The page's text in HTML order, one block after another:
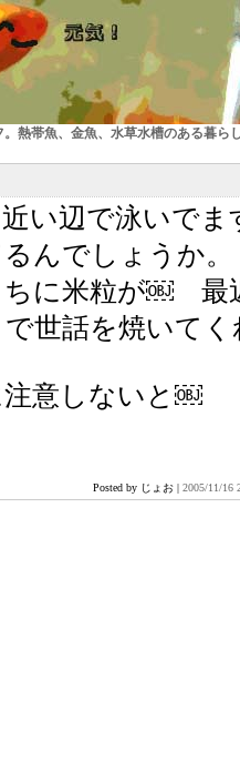
熱帯魚、金魚、水草水槽のある暮ら
い辺で泳いでま
んでしょうか。
ちに米粒が￼ 最
で世話を焼いて
注意しないと￼
Posted by じょお | 2005/11/16